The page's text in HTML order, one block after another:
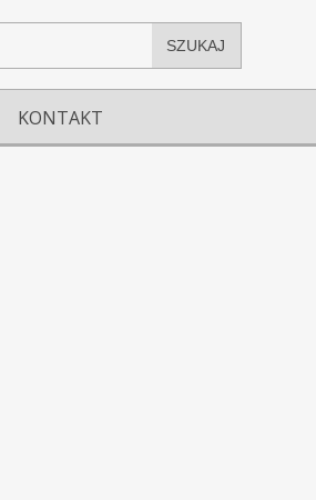
SZUKAJ
KONTAKT